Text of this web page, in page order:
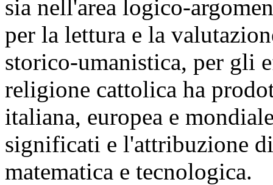
sia nell'area logico-
per la lettura e la
storico-umanistica, per gli
religione cattolica ha
italiana, europea e
significati e l'attribuzione
matematica e tecnologica.